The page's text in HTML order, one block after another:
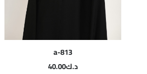
a-813
د.ك40.00